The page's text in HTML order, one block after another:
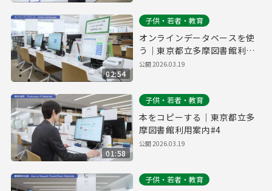
02:54
子供・若者・教育
オンラインデータベースを使
う｜東京都立多摩図書館利用
案内#5
公開2026.03.19
01:58
子供・若者・教育
本をコピーする｜東京都立多
摩図書館利用案内#4
公開2026.03.19
子供・若者・教育